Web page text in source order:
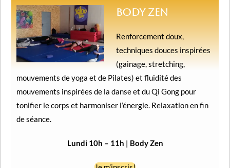
Body Zen
Renforcement doux,
techniques douces inspirées
(gainage, stretching,
mouvements de yoga et de Pilates) et fluidité des
mouvements inspirées de la danse et du Qi Gong pour
tonifier le corps et harmoniser l’énergie. Relaxation en fin
de séance.
Lundi 10h – 11h | Body Zen